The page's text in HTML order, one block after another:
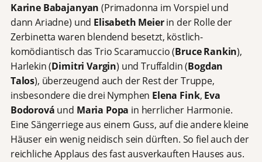
Karine Babajanyan (Primadonna im Vorspiel und
dann Ariadne) und Elisabeth Meierin der Rolle der
Zerbinetta waren blendend besetzt, köstlich-
komödiantisch das Trio Scaramuccio (Bruce Rankin),
Harlekin (Dimitri Vargin) und Truffaldin (Bogdan
Talos), überzeugend auch der Rest der Truppe,
insbesondere die drei Nymphen Elena Fink, Eva
Bodorová und Maria Popa in herrlicher Harmonie.
Eine Sängerriege aus einem Guss, auf die andere kleine
Häuser ein wenig neidisch sein dürften. So fiel auch der
reichliche Applaus des fast ausverkauften Hauses aus.